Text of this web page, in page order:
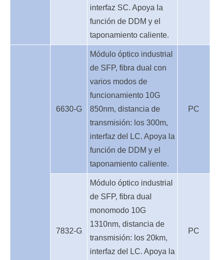
interfaz SC. Apoya la
función de DDM y el
taponamiento caliente.
6630-G
Módulo óptico industrial
de SFP, fibra dual con
varios modos de
funcionamiento 10G
850nm, distancia de
transmisión: los 300m,
interfaz del LC. Apoya la
función de DDM y el
taponamiento caliente.
PC
7832-G
Módulo óptico industrial
de SFP, fibra dual
monomodo 10G
1310nm, distancia de
transmisión: los 20km,
interfaz del LC. Apoya la
PC